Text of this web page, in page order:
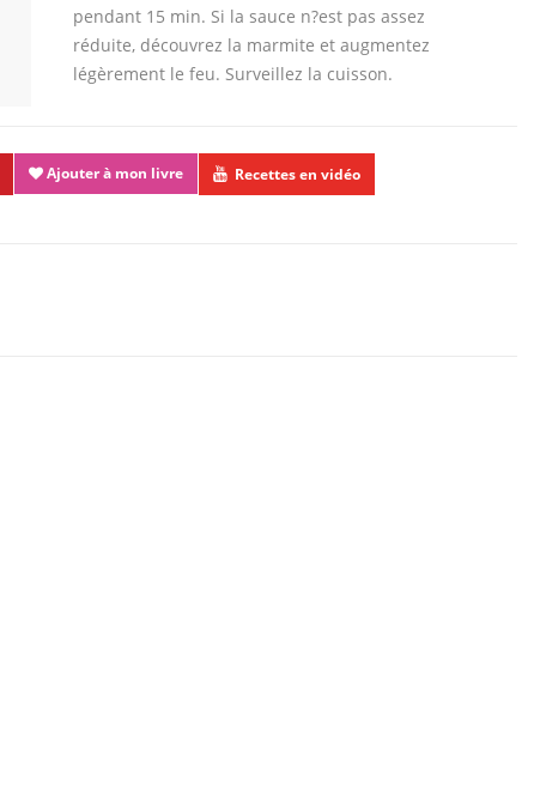
pendant 15 min. Si la sauce n?est pas assez
réduite, découvrez la marmite et augmentez
légèrement le feu. Surveillez la cuisson.
Ajouter à mon livre Recettes en vidéo